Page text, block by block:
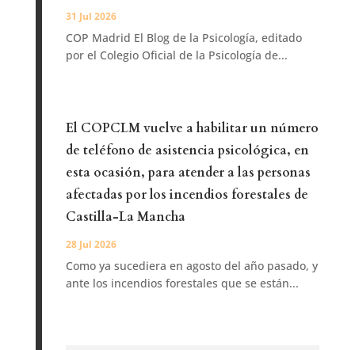
31 Jul 2026
COP Madrid El Blog de la Psicología, editado
por el Colegio Oficial de la Psicología de...
El COPCLM vuelve a habilitar un número
de teléfono de asistencia psicológica, en
esta ocasión, para atender a las personas
afectadas por los incendios forestales de
Castilla-La Mancha
28 Jul 2026
Como ya sucediera en agosto del año pasado, y
ante los incendios forestales que se están...